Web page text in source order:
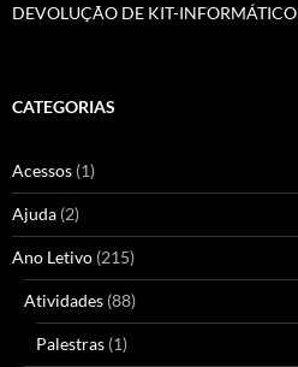
DEVOLUÇÃO DE KIT-INFORMÁTICO
CATEGORIAS
Acessos (1)
Ajuda (2)
Ano Letivo (215)
Atividades (88)
Palestras (1)